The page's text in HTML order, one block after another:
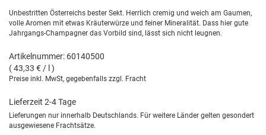
Unbestritten Österreichs bester Sekt. Herrlich cremig und weich am Gaumen,
volle Aromen mit etwas Kräuterwürze und feiner Mineralität. Dass hier gute
Jahrgangs-Champagner das Vorbild sind, lässt sich nicht leugnen.
Artikelnummer: 60140500
( 43,33 € / l )
Preise inkl. MwSt, gegebenfalls zzgl. Fracht
Lieferzeit 2-4 Tage
Lieferungen nur innerhalb Deutschlands. Für weitere Länder gelten gesondert
ausgewiesene Frachtsätze.